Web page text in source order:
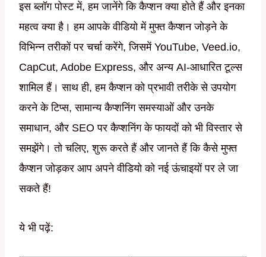
इस ब्लॉग पोस्ट में, हम जानेंगे कि कैप्शन क्या होते हैं और इनका
महत्व क्या है। हम आपके वीडियो में मुफ्त कैप्शन जोड़ने के
विभिन्न तरीकों पर चर्चा करेंगे, जिसमें YouTube, Veed.io,
CapCut, Adobe Express, और अन्य AI-आधारित टूल्स
शामिल हैं। साथ ही, हम कैप्शन को प्रभावी तरीके से उपयोग
करने के टिप्स, सामान्य कैप्शनिंग समस्याओं और उनके
समाधान, और SEO पर कैप्शनिंग के फायदों को भी विस्तार से
समझेंगे। तो चलिए, शुरू करते हैं और जानते हैं कि कैसे मुफ्त
कैप्शन जोड़कर आप अपने वीडियो को नई ऊंचाइयों पर ले जा
सकते हैं!
ये भी पढ़ें: